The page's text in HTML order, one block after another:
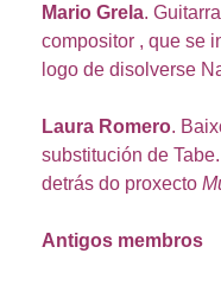
Mario Grela.
compositor , que se
logo de disolverse
Laura Romero.
substitución de
detrás do proxecto
Antigos membros